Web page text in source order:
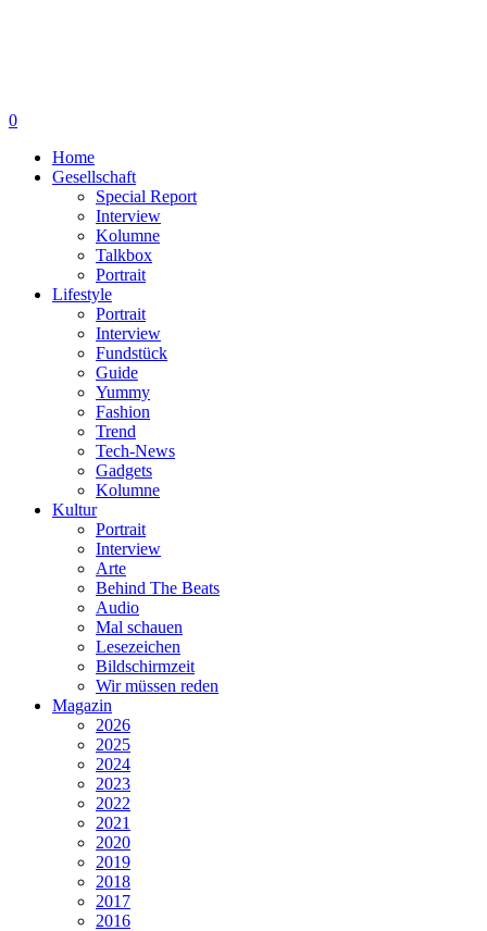
0
Home
Gesellschaft
Special Report
Interview
Kolumne
Talkbox
Portrait
Lifestyle
Portrait
Interview
Fundstück
Guide
Yummy
Fashion
Trend
Tech-News
Gadgets
Kolumne
Kultur
Portrait
Interview
Arte
Behind The Beats
Audio
Mal schauen
Lesezeichen
Bildschirmzeit
Wir müssen reden
Magazin
2026
2025
2024
2023
2022
2021
2020
2019
2018
2017
2016